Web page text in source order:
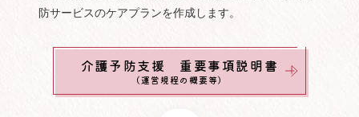
防サービスのケアプランを作成します。
介護予防支援 重要事項説明書
（運営規程の概要等）